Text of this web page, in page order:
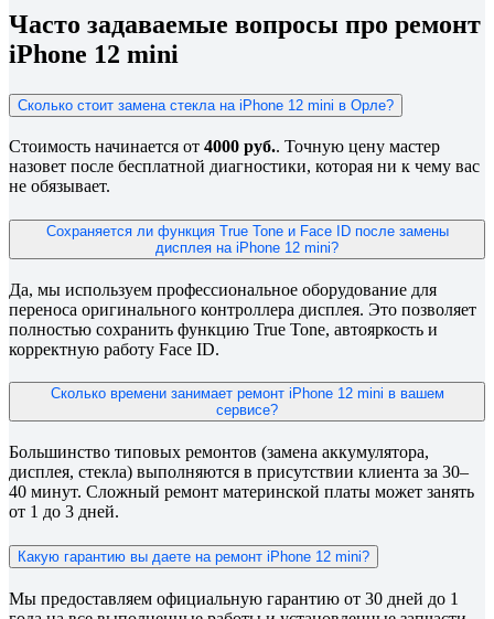
Часто задаваемые вопросы про ремонт
iPhone 12 mini
Сколько стоит замена стекла на iPhone 12 mini в Орле?
Стоимость начинается от 4000 руб.. Точную цену мастер
назовет после бесплатной диагностики, которая ни к чему вас
не обязывает.
Сохраняется ли функция True Tone и Face ID после замены
дисплея на iPhone 12 mini?
Да, мы используем профессиональное оборудование для
переноса оригинального контроллера дисплея. Это позволяет
полностью сохранить функцию True Tone, автояркость и
корректную работу Face ID.
Сколько времени занимает ремонт iPhone 12 mini в вашем
сервисе?
Большинство типовых ремонтов (замена аккумулятора,
дисплея, стекла) выполняются в присутствии клиента за 30–
40 минут. Сложный ремонт материнской платы может занять
от 1 до 3 дней.
Какую гарантию вы даете на ремонт iPhone 12 mini?
Мы предоставляем официальную гарантию от 30 дней до 1